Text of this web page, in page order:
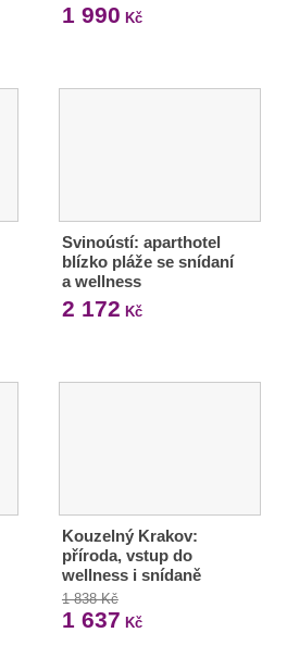
1 990 Kč
Svinoústí: aparthotel
blízko pláže se snídaní
a wellness
2 172 Kč
Kouzelný Krakov:
příroda, vstup do
wellness i snídaně
1 838 Kč
1 637 Kč